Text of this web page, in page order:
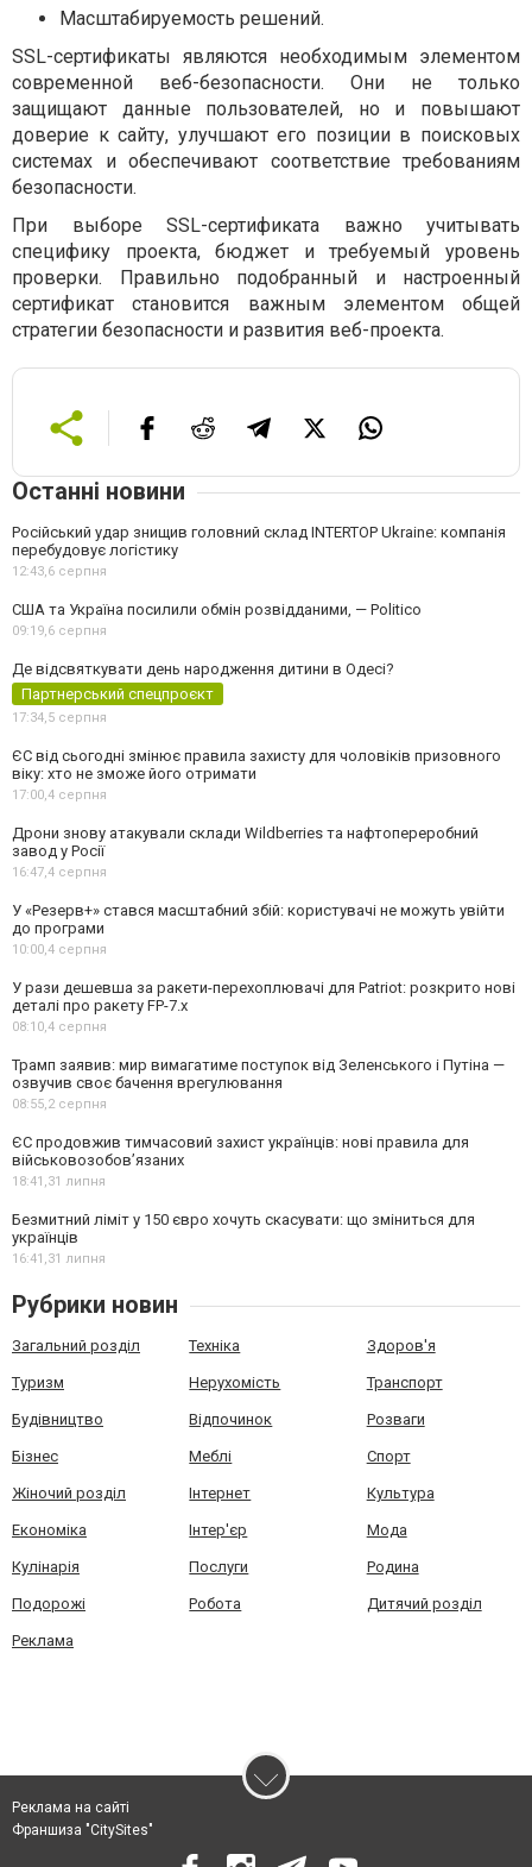
Масштабируемость решений.
SSL-сертификаты являются необходимым элементом
современной веб-безопасности. Они не только
защищают данные пользователей, но и повышают
доверие к сайту, улучшают его позиции в поисковых
системах и обеспечивают соответствие требованиям
безопасности.
При выборе SSL-сертификата важно учитывать
специфику проекта, бюджет и требуемый уровень
проверки. Правильно подобранный и настроенный
сертификат становится важным элементом общей
стратегии безопасности и развития веб-проекта.
Останні новини
Російський удар знищив головний склад INTERTOP Ukraine: компанія
перебудовує логістику
12:43,6 серпня
США та Україна посилили обмін розвідданими, — Politico
09:19,6 серпня
Де відсвяткувати день народження дитини в Одесі?
Партнерський спецпроєкт
17:34,5 серпня
ЄС від сьогодні змінює правила захисту для чоловіків призовного
віку: хто не зможе його отримати
17:00,4 серпня
Дрони знову атакували склади Wildberries та нафтопереробний
завод у Росії
16:47,4 серпня
У «Резерв+» стався масштабний збій: користувачі не можуть увійти
до програми
10:00,4 серпня
У рази дешевша за ракети-перехоплювачі для Patriot: розкрито нові
деталі про ракету FP-7.x
08:10,4 серпня
Трамп заявив: мир вимагатиме поступок від Зеленського і Путіна —
озвучив своє бачення врегулювання
08:55,2 серпня
ЄС продовжив тимчасовий захист українців: нові правила для
військовозобов’язаних
18:41,31 липня
Безмитний ліміт у 150 євро хочуть скасувати: що зміниться для
українців
16:41,31 липня
Рубрики новин
Загальний розділ Техніка Здоров'я
Туризм Нерухомість Транспорт
Будівництво Відпочинок Розваги
Бізнес Меблі Спорт
Жіночий розділ Інтернет Культура
Економіка Інтер'єр Мода
Кулінарія Послуги Родина
Подорожі Робота Дитячий розділ
Реклама
Реклама на сайті
Франшиза "CitySites"